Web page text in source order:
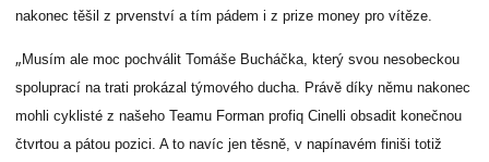
nakonec těšil z prvenství a tím pádem i z prize money pro vítěze.
„Musím ale moc pochválit Tomáše Bucháčka, který svou nesobeckou
spoluprací na trati prokázal týmového ducha. Právě díky němu nakonec
mohli cyklisté z našeho Teamu Forman profiq Cinelli obsadit konečnou
čtvrtou a pátou pozici. A to navíc jen těsně, v napínavém finiši totiž